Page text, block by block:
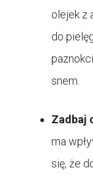
olejek z
do
snem.
Zadbaj
ma
się, że